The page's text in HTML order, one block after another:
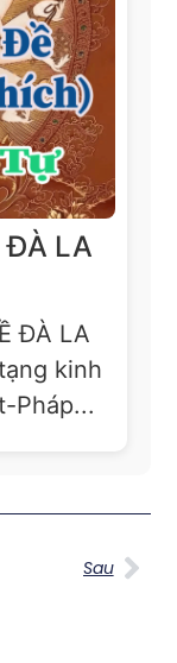
ĐÀ LA
ĐÀ LA
kinh
Pháp...
Sau